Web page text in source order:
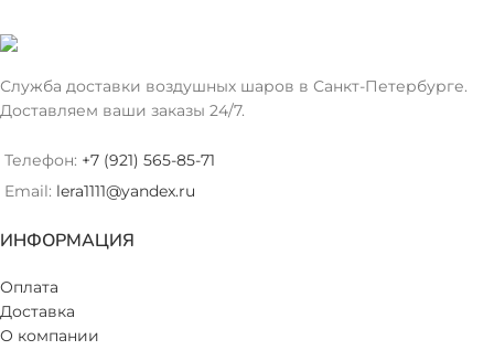
Служба доставки воздушных шаров в Санкт-Петербурге.
Доставляем ваши заказы 24/7.
Телефон: +7 (921) 565-85-71
Email: lera1111@yandex.ru
ИНФОРМАЦИЯ
Оплата
Доставка
О компании